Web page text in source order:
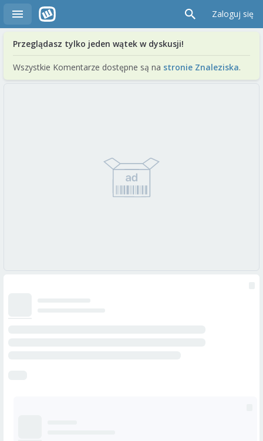
Zaloguj się
Przeglądasz tylko jeden wątek w dyskusji!
Wszystkie Komentarze dostępne są na stronie Znaleziska.